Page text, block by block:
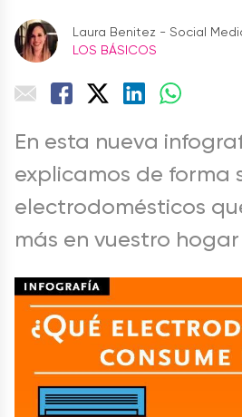
Laura Benitez - Social
LOS BÁSICOS
En esta nueva
explicamos de forma
electrodomésticos
más en vuestro hogar